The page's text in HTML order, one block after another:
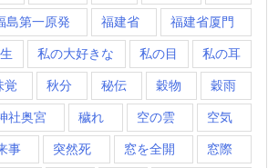
島第一原発 福建省 福建省厦門
私の大好きな 私の目 私の耳
覚 秋分 秘伝 穀物 穀雨
社奥宮 穢れ 空の雲 空気
事 突然死 窓を全開 窓際